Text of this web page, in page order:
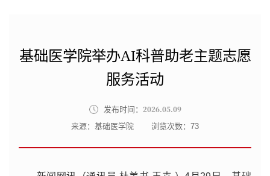
基础医学院举办AI科普助老主题志愿
服务活动
发布时间： 2026.05.09
来源：基础医学院 浏览次数： 73